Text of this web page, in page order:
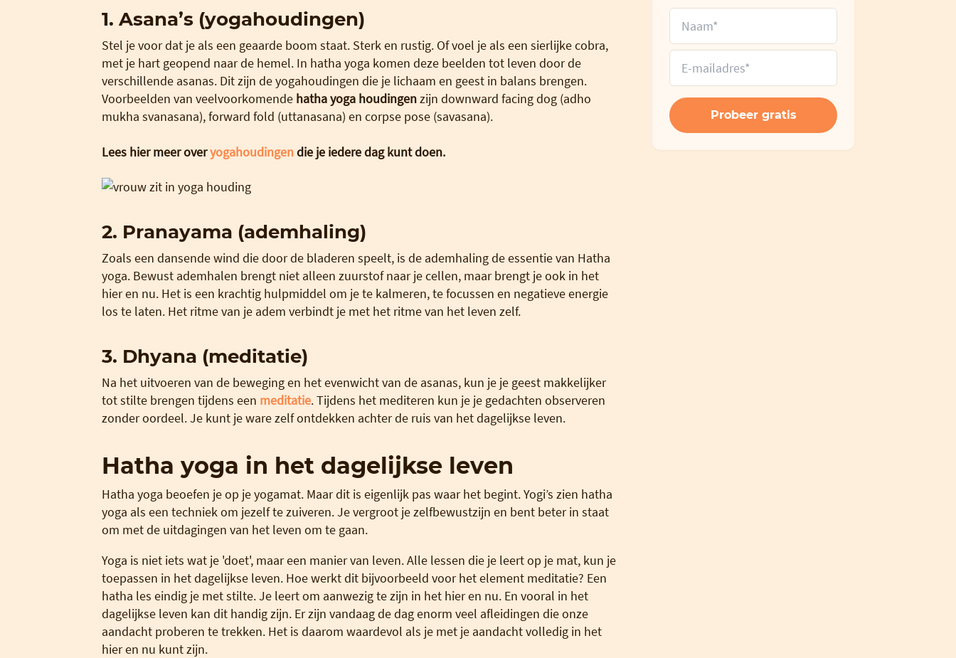
1. Asana’s (yogahoudingen)
Stel je voor dat je als een geaarde boom staat. Sterk en rustig. Of voel je als een sierlijke cobra,
met je hart geopend naar de hemel. In hatha yoga komen deze beelden tot leven door de
verschillende asanas. Dit zijn de yogahoudingen die je lichaam en geest in balans brengen.
Voorbeelden van veelvoorkomende hatha yoga houdingenzijn downward facing dog (adho
mukha svanasana), forward fold (uttanasana) en corpse pose (savasana).
Lees hier meer overyogahoudingendie je iedere dag kunt doen.
2. Pranayama (ademhaling)
Zoals een dansende wind die door de bladeren speelt, is de ademhaling de essentie van Hatha
yoga. Bewust ademhalen brengt niet alleen zuurstof naar je cellen, maar brengt je ook in het
hier en nu. Het is een krachtig hulpmiddel om je te kalmeren, te focussen en negatieve energie
los te laten. Het ritme van je adem verbindt je met het ritme van het leven zelf.
3. Dhyana (meditatie)
Na het uitvoeren van de beweging en het evenwicht van de asanas, kun je je geest makkelijker
tot stilte brengen tijdens een meditatie. Tijdens het mediteren kun je je gedachten observeren
zonder oordeel. Je kunt je ware zelf ontdekken achter de ruis van het dagelijkse leven.
Hatha yoga in het dagelijkse leven
Hatha yoga beoefen je op je yogamat. Maar dit is eigenlijk pas waar het begint. Yogi’s zien hatha
yoga als een techniek om jezelf te zuiveren. Je vergroot je zelfbewustzijn en bent beter in staat
om met de uitdagingen van het leven om te gaan.
Yoga is niet iets wat je 'doet', maar een manier van leven. Alle lessen die je leert op je mat, kun je
toepassen in het dagelijkse leven. Hoe werkt dit bijvoorbeeld voor het element meditatie? Een
hatha les eindig je met stilte. Je leert om aanwezig te zijn in het hier en nu. En vooral in het
dagelijkse leven kan dit handig zijn. Er zijn vandaag de dag enorm veel afleidingen die onze
aandacht proberen te trekken. Het is daarom waardevol als je met je aandacht volledig in het
hier en nu kunt zijn.